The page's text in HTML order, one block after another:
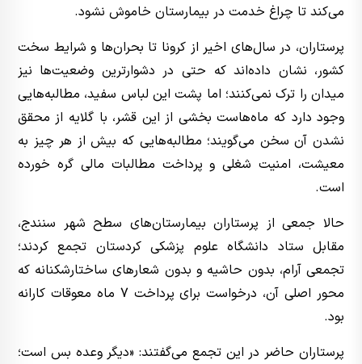
می‌کند تا چراغ خدمت در بیمارستان خاموش نشود.
پرستاران، در سال‌های اخیر از کرونا تا بحران‌ها و شرایط سخت
کشور، نشان داده‌اند که حتی در دشوارترین وضعیت‌ها نیز
میدان را ترک نمی‌کنند؛ اما پشت این لباس سفید، مطالبه‌هایی
وجود دارد که ماه‌هاست بخشی از این قشر، با گلایه از محقق
نشدن آن سخن می‌گویند؛ مطالبه‌هایی که بیش از هر چیز به
معیشت، امنیت شغلی و پرداخت مطالبات مالی گره خورده
است.
حالا جمعی از پرستاران بیمارستان‌های سطح شهر سنندج،
مقابل ستاد دانشگاه علوم پزشکی کردستان تجمع کردند؛
تجمعی آرام، بدون حاشیه و بدون شعارهای ساختارشکنانه که
محور اصلی آن، درخواست برای پرداخت 7 ماه معوقات کارانه
بود.
پرستاران حاضر در این تجمع می‌گفتند: «دیگر وعده بس است؛